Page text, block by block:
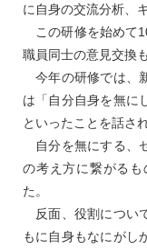
に自身の交流分析、
この研修を始めて
職員同士の意見交換
今年の研修では、
は「自分自身を無に
といったことを話さ
自分を無にする、
の考え方に繋がる
た。
反面、役割につい
もに自身もなにがし